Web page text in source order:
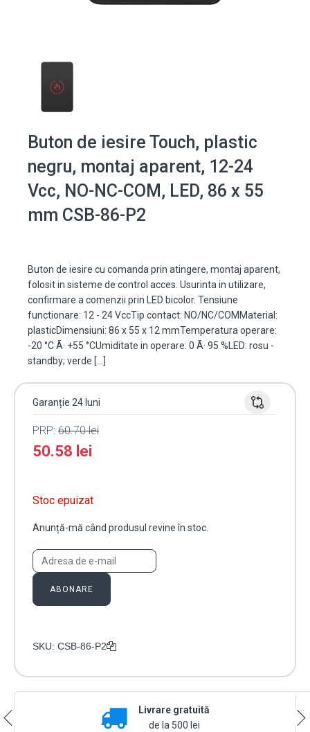
Buton de iesire Touch, plastic
negru, montaj aparent, 12-24
Vcc, NO-NC-COM, LED, 86 x 55
mm CSB-86-P2
Buton de iesire cu comanda prin atingere, montaj aparent,
folosit in sisteme de control acces. Usurinta in utilizare,
confirmare a comenzii prin LED bicolor. Tensiune
functionare: 12 - 24 VccTip contact: NO/NC/COMMaterial:
plasticDimensiuni: 86 x 55 x 12 mmTemperatura operare:
-20 °C Ã· +55 °CUmiditate in operare: 0 Ã· 95 %LED: rosu -
standby; verde […]
Garanție 24 luni
PRP: 60.70lei
50.58 lei
Stoc epuizat
Anunță-mă când produsul revine în stoc.
ABONARE
SKU: CSB-86-P2
Livrare gratuită
de la 500 lei